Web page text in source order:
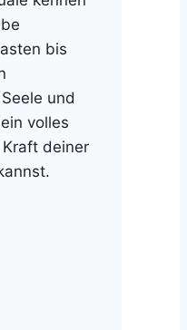
bis
und
volles
deiner